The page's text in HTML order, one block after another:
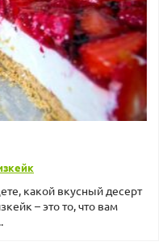
какой вкусный десерт
– это то, что вам